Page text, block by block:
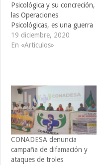
Psicológica y su concreción,
las Operaciones
Psicológicas, es una guerra
política y de propaganda1.
Esta se dirige a influir en el
actitudes y
comportamientos
favorables en la población
objetivo. Se…
19 diciembre, 2020
En «Articulos»
CONADESA denuncia
campaña de difamación y
ataques de troles